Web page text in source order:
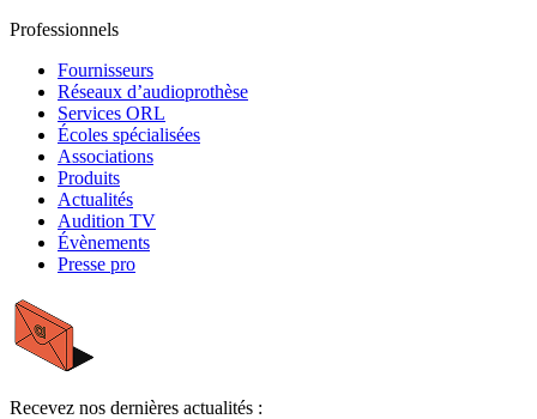
Professionnels
Fournisseurs
Réseaux d’audioprothèse
Services ORL
Écoles spécialisées
Associations
Produits
Actualités
Audition TV
Évènements
Presse pro
Recevez nos dernières actualités :